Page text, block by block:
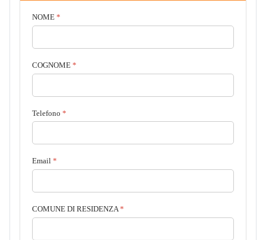
NOME *
COGNOME *
Telefono *
Email *
COMUNE DI RESIDENZA*